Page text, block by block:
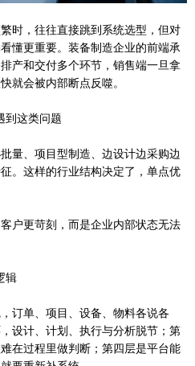
时，往往直接跳到系统选型，但对
懂更重要。装备制造企业的前端承
产和交付多个环节，销售端一旦拿
就会被内部断点反噬。
到这类问题
量、项目型制造、边设计边采购边
。这样的行业结构决定了，单点优
户更苛刻，而是企业内部状态无法
辑
订单、项目、设备、物料各说各
设计、计划、执行与分析脱节；第
在过程里做判断；第四层是平台能